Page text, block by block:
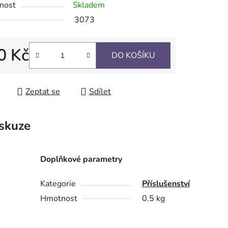
Skladem
3073
Kč DO KOŠÍKU
Zeptat se Sdílet
Doplňkové parametry
Kategorie
Příslušenství
Hmotnost
0.5 kg